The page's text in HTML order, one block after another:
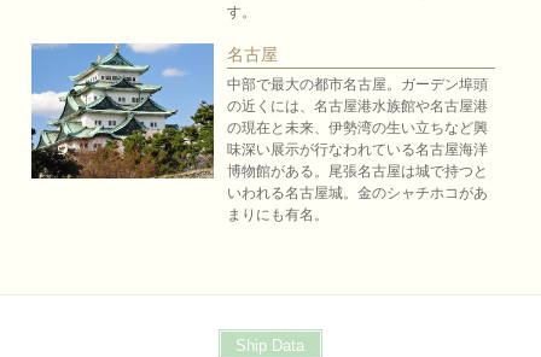
す。
名古屋
中部で最大の都市名古屋。ガーデン埠頭
の近くには、名古屋港水族館や名古屋港
の現在と未来、伊勢湾の生い立ちなど興
味深い展示が行なわれている名古屋海洋
博物館がある。尾張名古屋は城で持つと
いわれる名古屋城。金のシャチホコがあ
まりにも有名。
Ship Data